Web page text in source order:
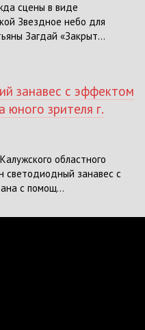
сцены в виде
Звездное небо для
Загдай «Закрыт...
занавес с эффектом
юного зрителя г.
областного
светодиодный занавес с
с помощ...